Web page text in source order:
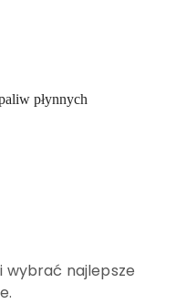
płynnych
wybrać najlepsze